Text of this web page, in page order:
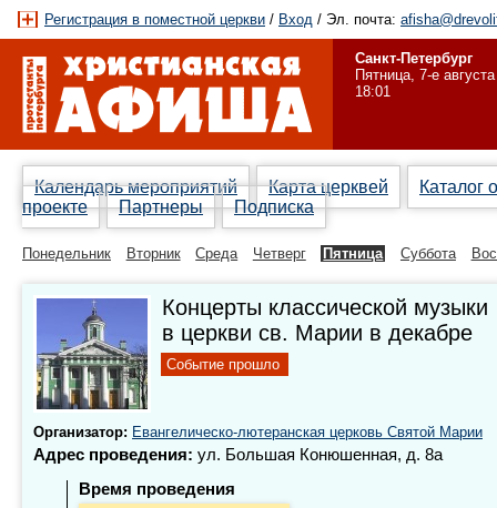
Регистрация в поместной церкви / Вход / Эл. почта:
Санкт-Петербург
Пятница, 7-е августа
18:01
Календарь мероприятий Карта церквей
Каталог
проекте
Партнеры Подписка
Понедельник Вторник Среда Четверг Пятница Суббота
Концерты классической музыки
в церкви св. Марии в декабре
Событие прошло
Организатор: Евангелическо-лютеранская церковь Святой Марии
Адрес проведения: ул. Большая Конюшенная, д. 8а
Время проведения